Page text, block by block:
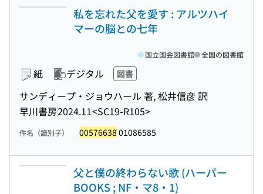
私を忘れた父を愛す : アルツハイ
マーの脳との七年
紙 デジタル 図書
サンディープ・ジョウハール 著, 松井信彦 訳
早川書房2024.11<SC19-R105>
国立国会図書館 全国の図書館
件名（識別子） 00576638 01086585
父と僕の終わらない歌 (ハーパー
BOOKS ; NF・マ8・1)